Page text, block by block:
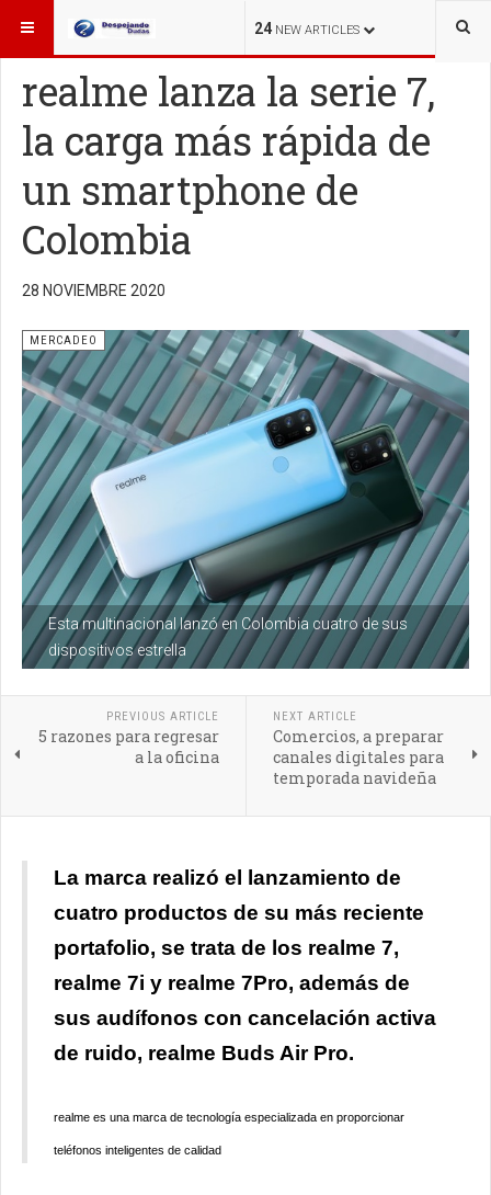
24 NEW ARTICLES
ESTÁ AQUÍ: MERCADEO
realme lanza la serie 7,
la carga más rápida de
un smartphone de
Colombia
28 NOVIEMBRE 2020
Esta multinacional lanzó en Colombia cuatro de sus
dispositivos estrella
MERCADEO
PREVIOUS ARTICLE
5 razones para regresar
a la oficina
NEXT ARTICLE
Comercios, a preparar
canales digitales para
temporada navideña
La marca realizó el lanzamiento de
cuatro productos de su más reciente
portafolio, se trata de los realme 7,
realme 7i y realme 7Pro, además de
sus audífonos con cancelación activa
de ruido, realme Buds Air Pro.
realme es una marca de tecnología especializada en proporcionar
teléfonos inteligentes de calidad